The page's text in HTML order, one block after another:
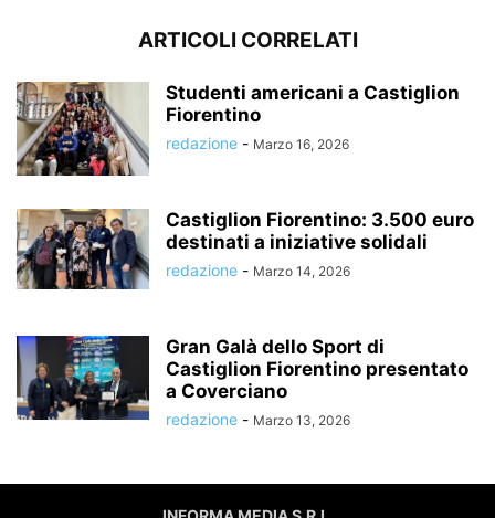
ARTICOLI CORRELATI
Studenti americani a Castiglion
Fiorentino
redazione - Marzo 16, 2026
Castiglion Fiorentino: 3.500 euro
destinati a iniziative solidali
redazione - Marzo 14, 2026
Gran Galà dello Sport di
Castiglion Fiorentino presentato
a Coverciano
redazione - Marzo 13, 2026